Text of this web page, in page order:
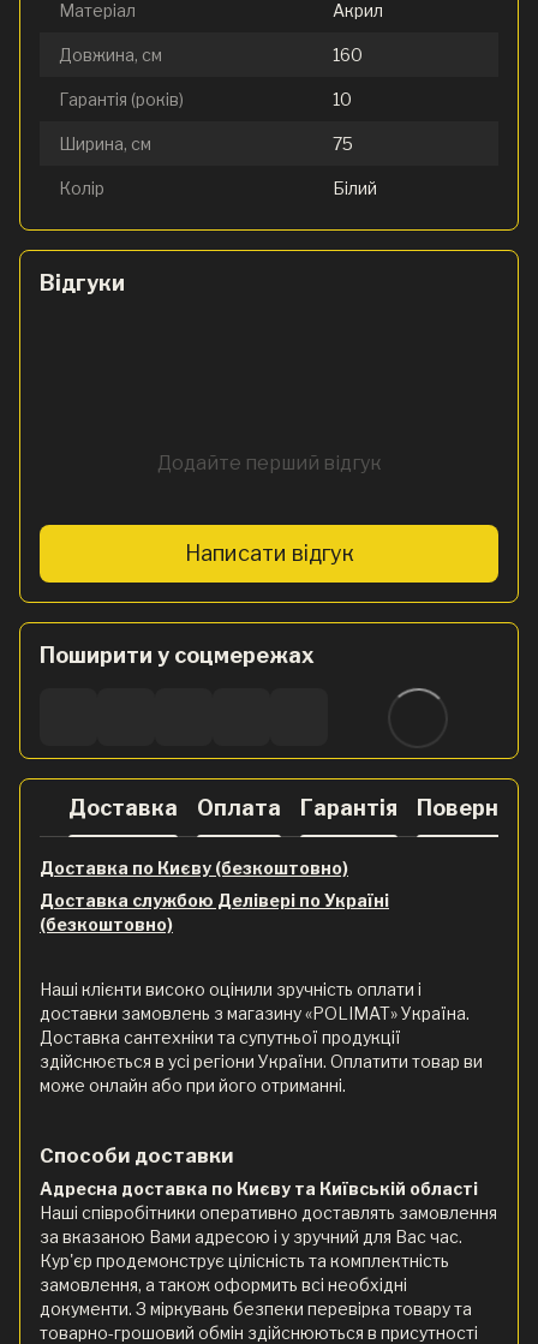
Матеріал Акрил
Довжина, см 160
Гарантія (років) 10
Ширина, см 75
Колір Білий
Відгуки
Додайте перший відгук
Написати відгук
Поширити у соцмережах
Доставка Оплата Гарантія
Доставка по Києву (безкоштовно)
Доставка службою Делівері по Україні
(безкоштовно)
Наші клієнти високо оцінили зручність оплати і
доставки замовлень з магазину «POLIMAT» Україна.
Доставка сантехніки та супутньої продукції
здійснюється в усі регіони України. Оплатити товар ви
може онлайн або при його отриманні.
Способи доставки
Адресна доставка по Києву та Київській області
Наші співробітники оперативно доставлять замовлення
за вказаною Вами адресою і у зручний для Вас час.
Кур'єр продемонструє цілісність та комплектність
замовлення, а також оформить всі необхідні
документи. З міркувань безпеки перевірка товару та
товарно-грошовий обмін здійснюються в присутності